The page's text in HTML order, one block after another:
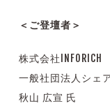
＜ご登壇者＞
株式会社
一般社団法人シェ
秋山 広宣 氏